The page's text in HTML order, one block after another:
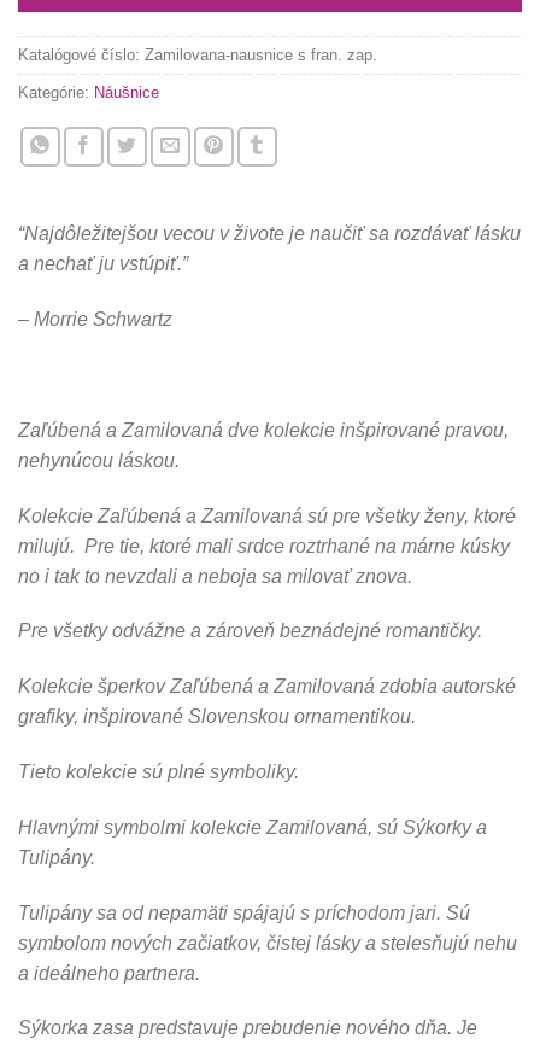
Katalógové číslo: Zamilovana-nausnice s fran. zap.
Kategórie: Náušnice
“Najdôležitejšou vecou v živote je naučiť sa rozdávať lásku
a nechať ju vstúpiť.”
– Morrie Schwartz
Zaľúbená a Zamilovaná dve kolekcie inšpirované pravou,
nehynúcou láskou.
Kolekcie Zaľúbená a Zamilovaná sú pre všetky ženy, ktoré
milujú. Pre tie, ktoré mali srdce roztrhané na márne kúsky
no i tak to nevzdali a neboja sa milovať znova.
Pre všetky odvážne a zároveň beznádejné romantičky.
Kolekcie šperkov Zaľúbená a Zamilovaná zdobia autorské
grafiky, inšpirované Slovenskou ornamentikou.
Tieto kolekcie sú plné symboliky.
Hlavnými symbolmi kolekcie Zamilovaná, sú Sýkorky a
Tulipány.
Tulipány sa od nepamäti spájajú s príchodom jari. Sú
symbolom nových začiatkov, čistej lásky a stelesňujú nehu
a ideálneho partnera.
Sýkorka zasa predstavuje prebudenie nového dňa. Je